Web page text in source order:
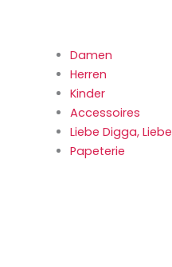
Damen
Herren
Kinder
Accessoires
Liebe Digga, Liebe
Papeterie